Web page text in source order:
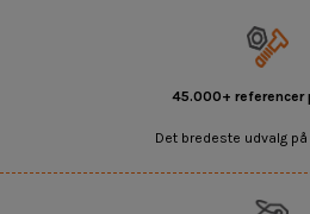
45.000+ referencer
Det bredeste udvalg